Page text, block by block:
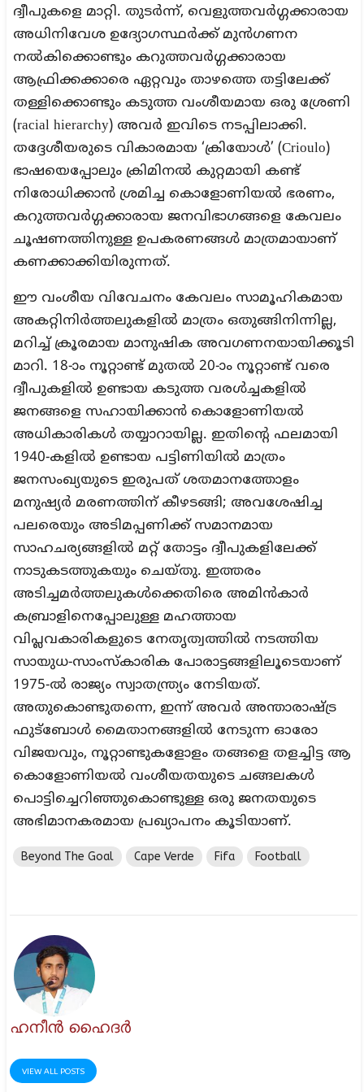
ദ്വീപുകളെ മാറ്റി. തുടർന്ന്, വെളുത്തവർഗ്ഗക്കാരായ
അധിനിവേശ ഉദ്യോഗസ്ഥർക്ക് മുൻഗണന
നൽകിക്കൊണ്ടും കറുത്തവർഗ്ഗക്കാരായ
ആഫ്രിക്കക്കാരെ ഏറ്റവും താഴത്തെ തട്ടിലേക്ക്
തള്ളിക്കൊണ്ടും കടുത്ത വംശീയമായ ഒരു ശ്രേണി
(racial hierarchy) അവർ ഇവിടെ നടപ്പിലാക്കി.
തദ്ദേശീയരുടെ വികാരമായ ‘ക്രിയോൾ’ (Crioulo)
ഭാഷയെപ്പോലും ക്രിമിനൽ കുറ്റമായി കണ്ട്
നിരോധിക്കാൻ ശ്രമിച്ച കൊളോണിയൽ ഭരണം,
കറുത്തവർഗ്ഗക്കാരായ ജനവിഭാഗങ്ങളെ കേവലം
ചൂഷണത്തിനുള്ള ഉപകരണങ്ങൾ മാത്രമായാണ്
കണക്കാക്കിയിരുന്നത്.
ഈ വംശീയ വിവേചനം കേവലം സാമൂഹികമായ
അകറ്റിനിർത്തലുകളിൽ മാത്രം ഒതുങ്ങിനിന്നില്ല,
മറിച്ച് ക്രൂരമായ മാനുഷിക അവഗണനയായിക്കൂടി
മാറി. 18-ാം നൂറ്റാണ്ട് മുതൽ 20-ാം നൂറ്റാണ്ട് വരെ
ദ്വീപുകളിൽ ഉണ്ടായ കടുത്ത വരൾച്ചകളിൽ
ജനങ്ങളെ സഹായിക്കാൻ കൊളോണിയൽ
അധികാരികൾ തയ്യാറായില്ല. ഇതിന്റെ ഫലമായി
1940-കളിൽ ഉണ്ടായ പട്ടിണിയിൽ മാത്രം
ജനസംഖ്യയുടെ ഇരുപത് ശതമാനത്തോളം
മനുഷ്യർ മരണത്തിന് കീഴടങ്ങി; അവശേഷിച്ച
പലരെയും അടിമപ്പണിക്ക് സമാനമായ
സാഹചര്യങ്ങളിൽ മറ്റ് തോട്ടം ദ്വീപുകളിലേക്ക്
നാടുകടത്തുകയും ചെയ്തു. ഇത്തരം
അടിച്ചമർത്തലുകൾക്കെതിരെ അമിൻകാർ
കബ്രാളിനെപ്പോലുള്ള മഹത്തായ
വിപ്ലവകാരികളുടെ നേതൃത്വത്തിൽ നടത്തിയ
സായുധ-സാംസ്കാരിക പോരാട്ടങ്ങളിലൂടെയാണ്
1975-ൽ രാജ്യം സ്വാതന്ത്ര്യം നേടിയത്.
അതുകൊണ്ടുതന്നെ, ഇന്ന് അവർ അന്താരാഷ്ട്ര
ഫുട്ബോൾ മൈതാനങ്ങളിൽ നേടുന്ന ഓരോ
വിജയവും, നൂറ്റാണ്ടുകളോളം തങ്ങളെ തളച്ചിട്ട ആ
കൊളോണിയൽ വംശീയതയുടെ ചങ്ങലകൾ
പൊട്ടിച്ചെറിഞ്ഞുകൊണ്ടുള്ള ഒരു ജനതയുടെ
അഭിമാനകരമായ പ്രഖ്യാപനം കൂടിയാണ്.
Beyond The Goal Cape Verde Fifa Football
ഹനീൻ ഹൈദർ
VIEW ALL POSTS